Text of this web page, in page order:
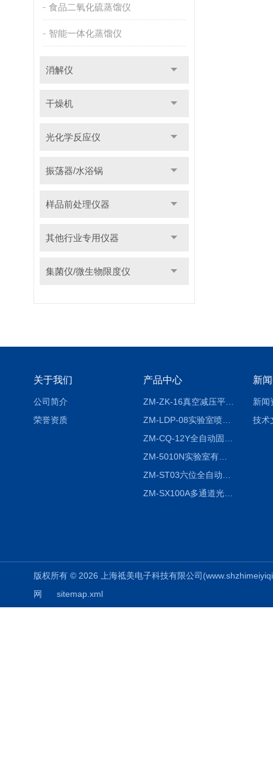
食品二氧化硫蒸馏仪
智能一体化蒸馏仪
消解仪
干燥机
光化学反应仪
振荡器/水浴锅
样品前处理仪器
其他行业专用仪器
集菌仪/微生物限度仪
关于我们
公司简介
荣誉资质
产品中心
ZM-ZK-16真空减压平行浓缩仪
ZM-LDP-08实验室喷雾冷冻干燥机
ZM-5010N实验室有机溶剂喷雾干燥机
ZM-SX100A多通道光催化反应仪
新
新闻
技术
版权所有 © 2026 上海祗美电子科技有限公司
网
sitemap.xml